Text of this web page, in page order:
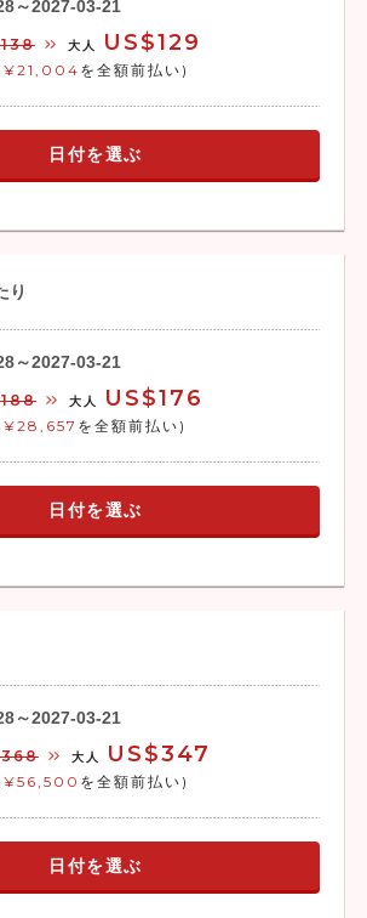
～2027-03-21
大人 US$129
¥21,004 を全額前払い)
日付を選ぶ
り
～2027-03-21
大人 US$176
¥28,657 を全額前払い)
日付を選ぶ
～2027-03-21
大人 US$347
¥56,500 を全額前払い)
日付を選ぶ